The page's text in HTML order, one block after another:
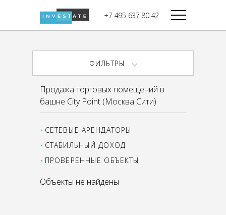
+7 495 637 80 42
Дикси
Магнолия
В башне
Запад
Башня Федерация-I
Восток
Город Столиц,
Северный блок
Южный блок
ФИЛЬТРЫ
Продажа торговых помещений в
башне City Point (Москва Сити)
СЕТЕВЫЕ АРЕНДАТОРЫ
СТАБИЛЬНЫЙ ДОХОД
ПРОВЕРЕННЫЕ ОБЪЕКТЫ
Объекты не найдены